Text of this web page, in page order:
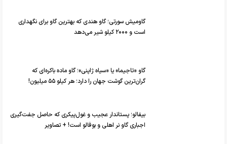
گاومیش سورتی؛ گاو هندی که بهترین گاو برای نگهداری
است و ۲۰۰۰ کیلو شیر می‌دهد
گاو «تاجیما» یا «سیاه ژاپنی»؛ گاو ماده باکره‌ای که
گران‌ترین گوشت جهان را دارد؛ هر کیلو ۵۵ میلیون!
بیفالو؛ پستاندار عجیب و غول‌پیکری که حاصل جفت‌گیری
اجباری گاو نر اهلی و بوفالو است! + تصاویر